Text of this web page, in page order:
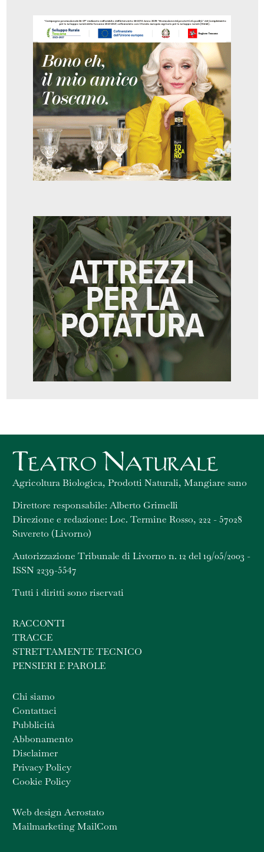
Agricoltura Biologica, Prodotti Naturali, Mangiare sano
Direttore responsabile: Alberto Grimelli
Direzione e redazione: Loc. Termine Rosso, 222 - 57028
Suvereto (Livorno)
Autorizzazione Tribunale di Livorno n. 12 del 19/05/2003 -
ISSN 2239-5547
Tutti i diritti sono riservati
RACCONTI
TRACCE
STRETTAMENTE TECNICO
PENSIERI E PAROLE
Chi siamo
Contattaci
Pubblicità
Abbonamento
Disclaimer
Privacy Policy
Cookie Policy
Web design Aerostato
Mailmarketing MailCom